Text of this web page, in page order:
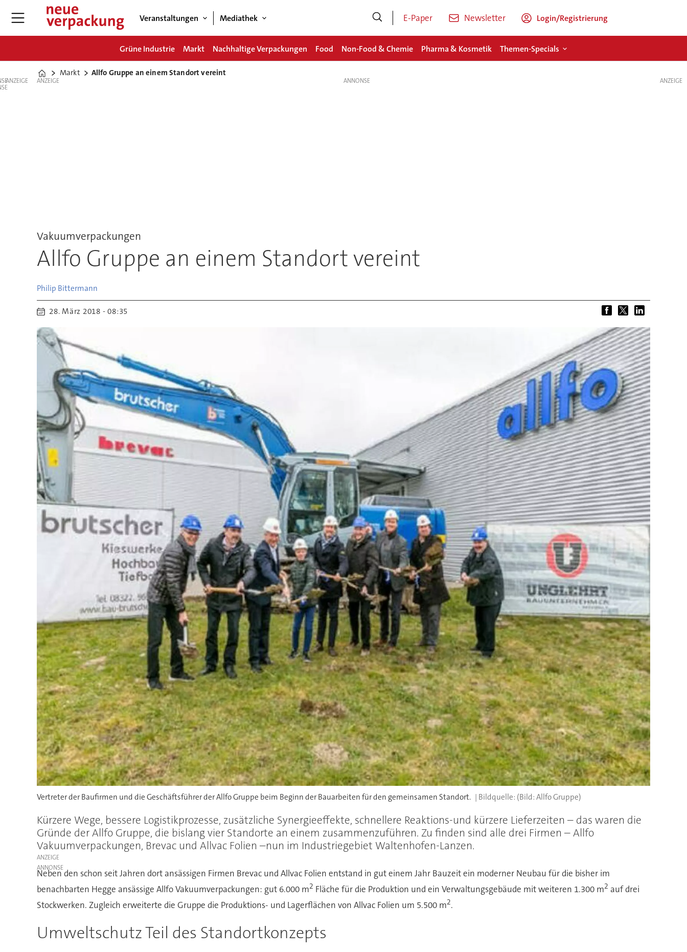
Veranstaltungen Mediathek E-Paper Newsletter Login/Registrierung
Grüne Industrie Markt Nachhaltige Verpackungen Food Non-Food & Chemie Pharma & Kosmetik Themen-Specials
Home
Markt Allfo Gruppe an einem Standort vereint
ANZEIGE ANZEIGE
Vakuumverpackungen
Allfo Gruppe an einem Standort vereint
Philip Bittermann
28. März 2018 - 08:35
Vertreter der Baufirmen und die Geschäftsführer der Allfo Gruppe beim Beginn der Bauarbeiten für den gemeinsamen Standort. (Bild: Allfo Gruppe)
Kürzere Wege, bessere Logistikprozesse, zusätzliche Synergieeffekte, schnellere Reaktions-und kürzere Lieferzeiten – das waren die
Gründe der Allfo Gruppe, die bislang vier Standorte an einem zusammenzuführen. Zu finden sind alle drei Firmen – Allfo
Vakuumverpackungen, Brevac und Allvac Folien –nun im Industriegebiet Waltenhofen-Lanzen.
ANZEIGE
Neben den schon seit Jahren dort ansässigen Firmen Brevac und Allvac Folien entstand in gut einem Jahr Bauzeit ein moderner Neubau für die bisher im
benachbarten Hegge ansässige Allfo Vakuumverpackungen: gut 6.000 m2 Fläche für die Produktion und ein Verwaltungsgebäude mit weiteren 1.300 m2 auf drei
Stockwerken. Zugleich erweiterte die Gruppe die Produktions- und Lagerflächen von Allvac Folien um 5.500 m2.
Umweltschutz Teil des Standortkonzepts
ANZEIGE